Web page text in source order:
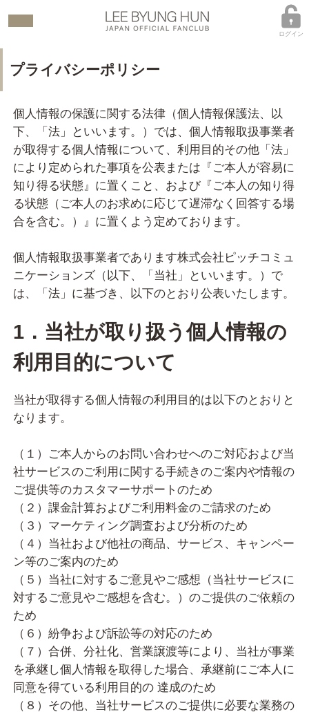
ログイン
プライバシーポリシー
個人情報の保護に関する法律（個人情報保護法、以
下、「法」といいます。）では、個人情報取扱事業者
が取得する個人情報について、利用目的その他「法」
により定められた事項を公表または『ご本人が容易に
知り得る状態』に置くこと、および『ご本人の知り得
る状態（ご本人のお求めに応じて遅滞なく回答する場
合を含む。）』に置くよう定めております。
個人情報取扱事業者であります株式会社ピッチコミュ
ニケーションズ（以下、「当社」といいます。）で
は、「法」に基づき、以下のとおり公表いたします。
1．当社が取り扱う個人情報の
利用目的について
当社が取得する個人情報の利用目的は以下のとおりと
なります。
（１）ご本人からのお問い合わせへのご対応および当
社サービスのご利用に関する手続きのご案内や情報の
ご提供等のカスタマーサポートのため
（２）課金計算およびご利用料金のご請求のため
（３）マーケティング調査および分析のため
（４）当社および他社の商品、サービス、キャンペー
ン等のご案内のため
（５）当社に対するご意見やご感想（当社サービスに
対するご意見やご感想を含む。）のご提供のご依頼の
ため
（６）紛争および訴訟等の対応のため
（７）合併、分社化、営業譲渡等により、当社が事業
を承継し個人情報を取得した場合、承継前にご本人に
同意を得ている利用目的の 達成のため
（８）その他、当社サービスのご提供に必要な業務の